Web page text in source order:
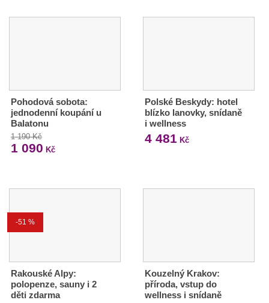
Pohodová sobota:
jednodenní koupání u
Balatonu
1 190 Kč
1 090 Kč
Polské Beskydy: hotel
blízko lanovky, snídaně
i wellness
4 481 Kč
-51 %
Rakouské Alpy:
polopenze, sauny i 2
děti zdarma
Kouzelný Krakov:
příroda, vstup do
wellness i snídaně